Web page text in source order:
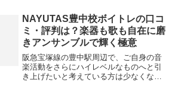
観的な視点を取り入れることで、上達の
スピードは格段に上がります...
NAYUTAS豊中校ボイトレの口コ
ミ・評判は？楽器も歌も自在に磨
きアンサンブルで輝く極意
阪急宝塚線の豊中駅周辺で、ご自身の音
楽活動をさらにハイレベルなものへと引
き上げたいと考えている方は少なくない